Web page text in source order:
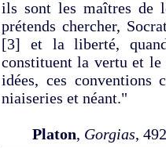
ils sont les maîtres de
prétends chercher,
[3] et la liberté,
constituent la vertu et le
idées, ces conventions
niaiseries et néant."
Platon, Gorgias,